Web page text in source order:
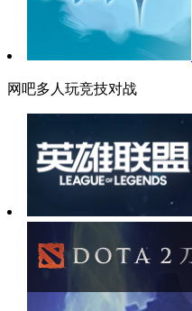
网吧多人玩竞技对战